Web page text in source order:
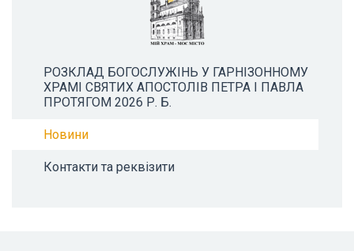
РОЗКЛАД БОГОСЛУЖІНЬ У ГАРНІЗОННОМУ
ХРАМІ СВЯТИХ АПОСТОЛІВ ПЕТРА І ПАВЛА
ПРОТЯГОМ 2026 Р. Б.
Новини
Контакти та реквізити